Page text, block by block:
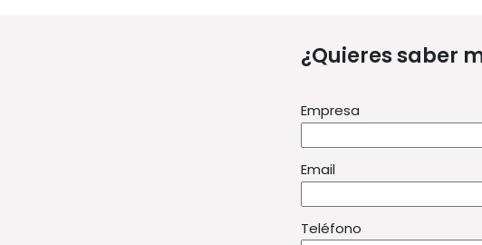
¿Quieres saber
Empresa
Email
Teléfono